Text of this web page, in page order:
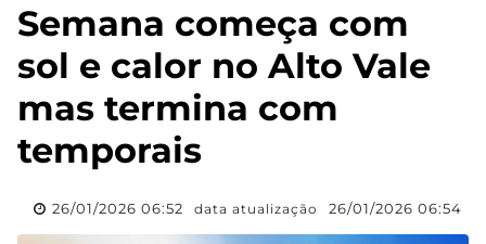
Semana começa com
sol e calor no Alto Vale
mas termina com
temporais
26/01/2026 06:52 data atualização 26/01/2026 06:54